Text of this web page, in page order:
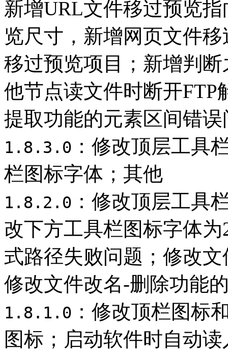
新增URL文件移过预览
览尺寸，新增网页文件
移过预览项目；新增判
他节点读文件时断开
提取功能的元素区间错
1.8.3.0 ：修改顶层工具
栏图标字体；其他
1.8.2.0 ：修改顶层工具
改下方工具栏图标字体
式路径失败问题；修改
修改文件改名-删除功能
1.8.1.0 ：修改顶栏图标
图标；启动软件时自动